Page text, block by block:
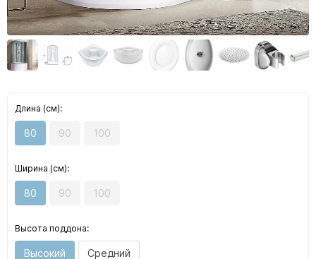
Длина (см):
80 90 100
Ширина (см):
80 90 100
Высота поддона:
Высокий Средний